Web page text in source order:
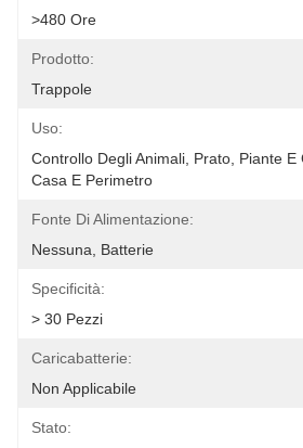
>480 Ore
Prodotto:
Trappole
Uso:
Controllo Degli Animali, Prato, Piante E
Casa E Perimetro
Fonte Di Alimentazione:
Nessuna, Batterie
Specificità:
> 30 Pezzi
Caricabatterie:
Non Applicabile
Stato: